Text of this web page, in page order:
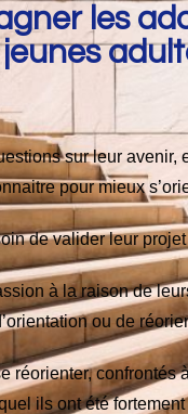
les
sur leur avenir,
pour mieux
de valider leur projet
à la raison de
ou de
réorienter, confrontés
ils ont été